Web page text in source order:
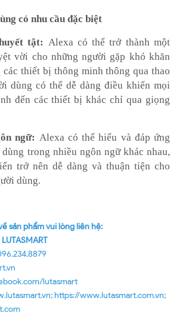
có nhu cầu đặc biệt
tật: Alexa có thể trở thành một
vời cho những người gặp khó khăn
thiết bị thông minh thông qua thao
dùng có thể dễ dàng điều khiển mọi
đến các thiết bị khác chỉ qua giọng
ngữ: Alexa có thể hiểu và đáp ứng
trong nhiều ngôn ngữ khác nhau,
trở nên dễ dàng và thuận tiện cho
dùng.
sản phẩm vui lòng liên hệ:
lutasmart
https://www.lutasmart.com.vn;